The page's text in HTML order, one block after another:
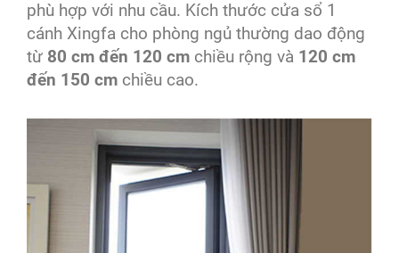
phù hợp với nhu cầu. Kích thước cửa sổ 1
cánh Xingfa cho phòng ngủ thường dao động
từ 80 cm đến 120 cm chiều rộng và 120 cm
đến 150 cm chiều cao.